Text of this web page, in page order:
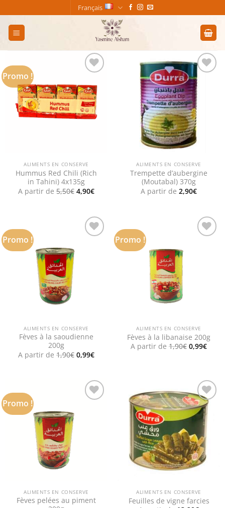
au
contenu
Français
Promo !
wishlist
ALIMENTS EN CONSERVE
Hummus Red Chili (Rich
in Tahini) 4x135g
A partir de 5,50€ Le
prix
5,50€.
4,90€Le
prix
4,90€.
Add to
wishlist
ALIMENTS EN CONSERVE
Trempette d’aubergine
(Moutabal) 370g
A partir de 2,90€
Promo !
ALIMENTS EN CONSERVE
Fèves à la saoudienne
200g
A partir de 1,90€ Le
prix
1,90€.
0,99€Le
prix
0,99€.
Promo !
ALIMENTS EN CONSERVE
Fèves à la libanaise 200g
A partir de 1,90€ Le
prix
0,99€Le
Promo !
ALIMENTS EN CONSERVE
Fèves pelées au piment
Add to
wishlist
ALIMENTS EN CONSERVE
Feuilles de vigne farcies